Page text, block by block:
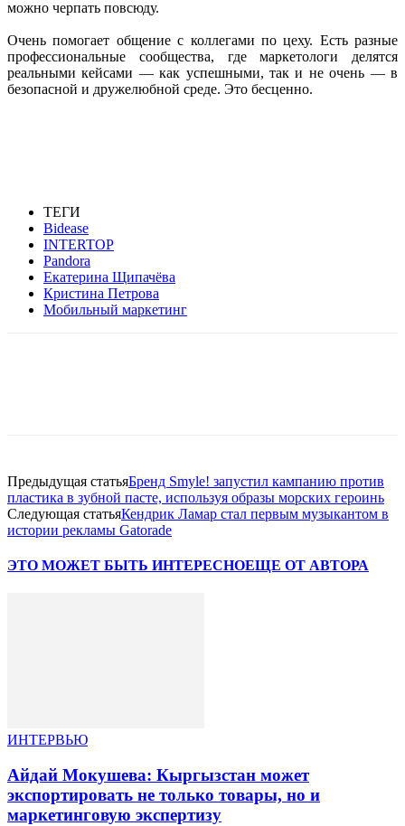
можно черпать повсюду.
Очень помогает общение с коллегами по цеху. Есть разные
профессиональные сообщества, где маркетологи делятся
реальными кейсами — как успешными, так и не очень — в
безопасной и дружелюбной среде. Это бесценно.
ТЕГИ
Bidease
INTERTOP
Pandora
Екатерина Щипачёва
Кристина Петрова
Мобильный маркетинг
Предыдущая статьяБренд Smyle! запустил кампанию против
пластика в зубной пасте, используя образы морских героинь
Следующая статьяКендрик Ламар стал первым музыкантом в
истории рекламы Gatorade
ЭТО МОЖЕТ БЫТЬ ИНТЕРЕСНОЕЩЕ ОТ АВТОРА
ИНТЕРВЬЮ
Айдай Мокушева: Кыргызстан может
экспортировать не только товары, но и
маркетинговую экспертизу